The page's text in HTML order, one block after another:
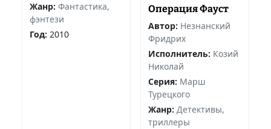
Жанр: Фантастика,
фэнтези
Год: 2010
Операция Фауст
Автор: Незнанский
Фридрих
Исполнитель: Козий
Николай
Серия: Марш
Турецкого
Жанр: Детективы,
триллеры